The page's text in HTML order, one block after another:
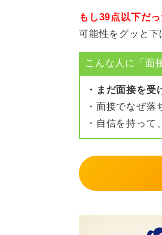
厚塗りは割
共通の
共通するコツ
①貼る／塗る
なります）
③予備を持
もし39点以下だ
可能性をグッと下
こんな人に「面
・まだ面接を受
・面接でなぜ落
・自信を持って